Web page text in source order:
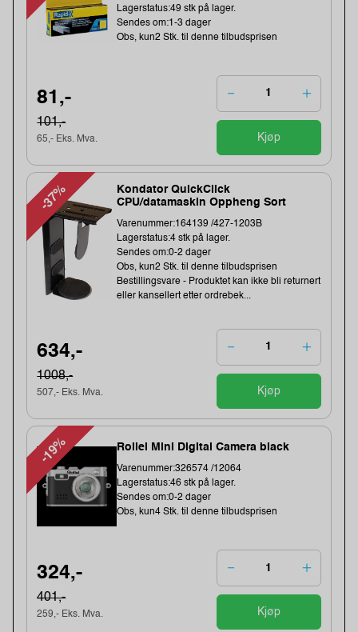
Lagerstatus:49 stk på lager.
Sendes om:1-3 dager
Obs, kun2 Stk. til denne tilbudsprisen
81,-
101,-
65,- Eks. Mva. Kjøp
-37%
Kondator QuickClick
CPU/datamaskin Oppheng Sort
Varenummer:164139 /427-1203B
Lagerstatus:4 stk på lager.
Sendes om:0-2 dager
Obs, kun2 Stk. til denne tilbudsprisen
Bestillingsvare - Produktet kan ikke bli returnert
eller kansellert etter ordrebek...
634,-
1008,-
507,- Eks. Mva. Kjøp
-19% Rollei Mini Digital Camera black
Varenummer:326574 /12064
Lagerstatus:46 stk på lager.
Sendes om:0-2 dager
Obs, kun4 Stk. til denne tilbudsprisen
324,-
401,-
259,- Eks. Mva. Kjøp